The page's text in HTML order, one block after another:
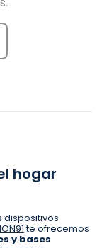
hogar
dispositivos
te ofrecemos
y bases